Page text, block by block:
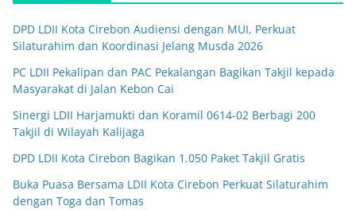
DPD LDII Kota Cirebon Audiensi dengan MUI, Perkuat
Silaturahim dan Koordinasi Jelang Musda 2026
PC LDII Pekalipan dan PAC Pekalangan Bagikan Takjil kepada
Masyarakat di Jalan Kebon Cai
Sinergi LDII Harjamukti dan Koramil 0614-02 Berbagi 200
Takjil di Wilayah Kalijaga
DPD LDII Kota Cirebon Bagikan 1.050 Paket Takjil Gratis
Buka Puasa Bersama LDII Kota Cirebon Perkuat Silaturahim
dengan Toga dan Tomas